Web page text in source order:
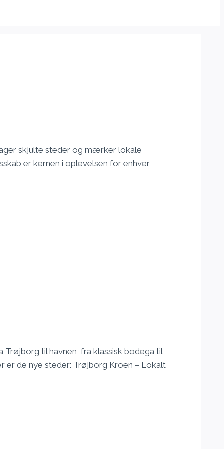
skjulte steder og mærker lokale
er kernen i oplevelsen for enhver
til havnen, fra klassisk bodega til
er de nye steder: Trøjborg Kroen – Lokalt